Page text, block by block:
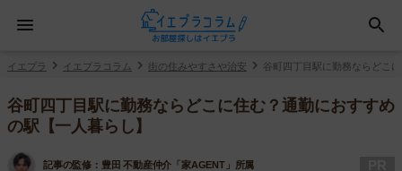
イエプラ イエプラコラム 街の住みやすさや治安 谷町四丁目駅に勤務ならどこ
谷町四丁目駅に勤務ならどこに住む？通勤におすすめ
の駅【一人暮らし】
記事の監修： 豊田 不動産仲介「家AGENT」所属